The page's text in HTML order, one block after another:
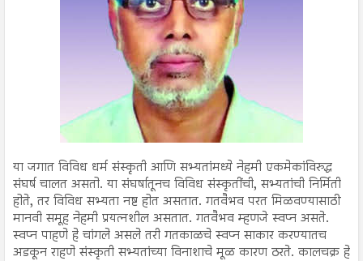
या जगात विविध धर्म संस्कृती आणि सभ्यतांमध्ये नेहमी एकमेकांविरुद्ध
संघर्ष चालत असतो. या संघर्षातूनच विविध संस्कृतींची, सभ्यतांची निर्मिती
होते, तर विविध सभ्यता नष्ट होत असतात. गतवैभव परत मिळवण्यासाठी
मानवी समूह नेहमी प्रयत्नशील असतात. गतवैभव म्हणजे स्वप्न असते.
स्वप्न पाहणे हे चांगले असले तरी गतकाळचे स्वप्न साकार करण्यातच
अडकून राहणे संस्कृती सभ्यतांच्या विनाशाचे मूळ कारण ठरते. कालचक्र हे